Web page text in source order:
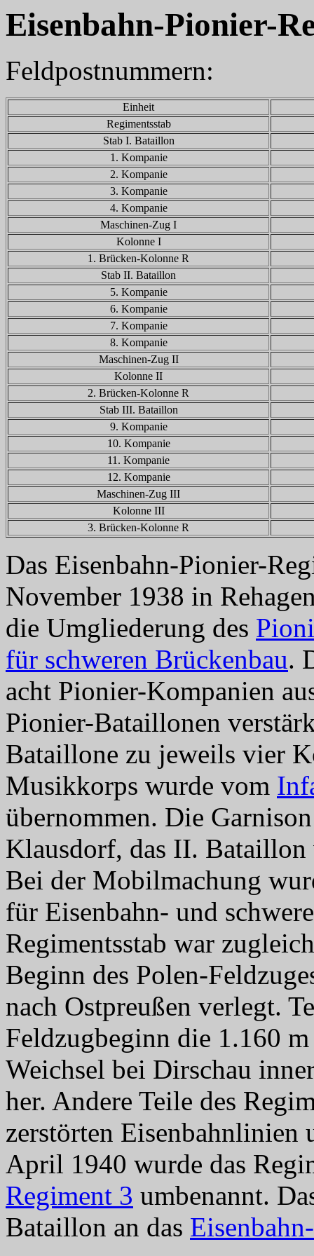
Eisenbahn-Pionier-
Feldpostnummern:
Einheit
Regimentsstab
Stab I. Bataillon
1. Kompanie
2. Kompanie
3. Kompanie
4. Kompanie
Maschinen-Zug I
Kolonne I
1. Brücken-Kolonne R
Stab II. Bataillon
5. Kompanie
6. Kompanie
7. Kompanie
8. Kompanie
Maschinen-Zug II
Kolonne II
2. Brücken-Kolonne R
Stab III. Bataillon
9. Kompanie
10. Kompanie
11. Kompanie
12. Kompanie
Maschinen-Zug III
Kolonne III
3. Brücken-Kolonne R
Das Eisenbahn-Pionier-
November 1938 in
die Umgliederung des
für schweren Brückenbau.
acht Pionier-Kompanien
Pionier-Bataillonen
Bataillone zu jeweils vier
Musikkorps wurde vom
übernommen. Die
Klausdorf, das II. Bataillon
Bei der Mobilmachung
für Eisenbahn- und
Regimentsstab war
Beginn des Polen-
nach Ostpreußen verlegt.
Feldzugbeginn die 1.160
Weichsel bei Dirschau
her. Andere Teile des
zerstörten Eisenbahnlinien
April 1940 wurde das
Regiment 3 umbenannt.
Bataillon an das